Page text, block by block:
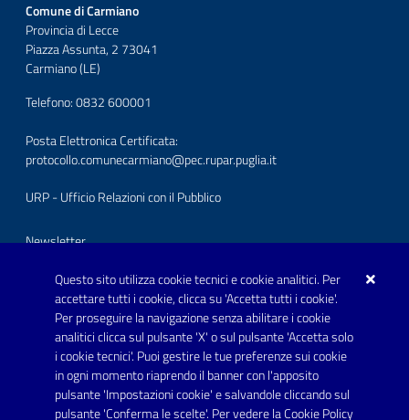
Questo sito utilizza cookie tecnici e cookie analitici. Per
accettare tutti i cookie, clicca su 'Accetta tutti i cookie'.
Per proseguire la navigazione senza abilitare i cookie
analitici clicca sul pulsante 'X' o sul pulsante 'Accetta solo
i cookie tecnici'. Puoi gestire le tue preferenze sui cookie
in ogni momento riaprendo il banner con l'apposito
pulsante 'Impostazioni cookie' e salvandole cliccando sul
pulsante 'Conferma le scelte'. Per vedere la Cookie Policy
Comune di Carmiano
Provincia di Lecce
Piazza Assunta, 2 73041
Carmiano (LE)
Telefono: 0832 600001
Posta Elettronica Certificata:
protocollo.comunecarmiano@pec.rupar.puglia.it
URP - Ufficio Relazioni con il Pubblico
Newsletter
Conferma presa visione dell'informativa della privacy
Iscriviti